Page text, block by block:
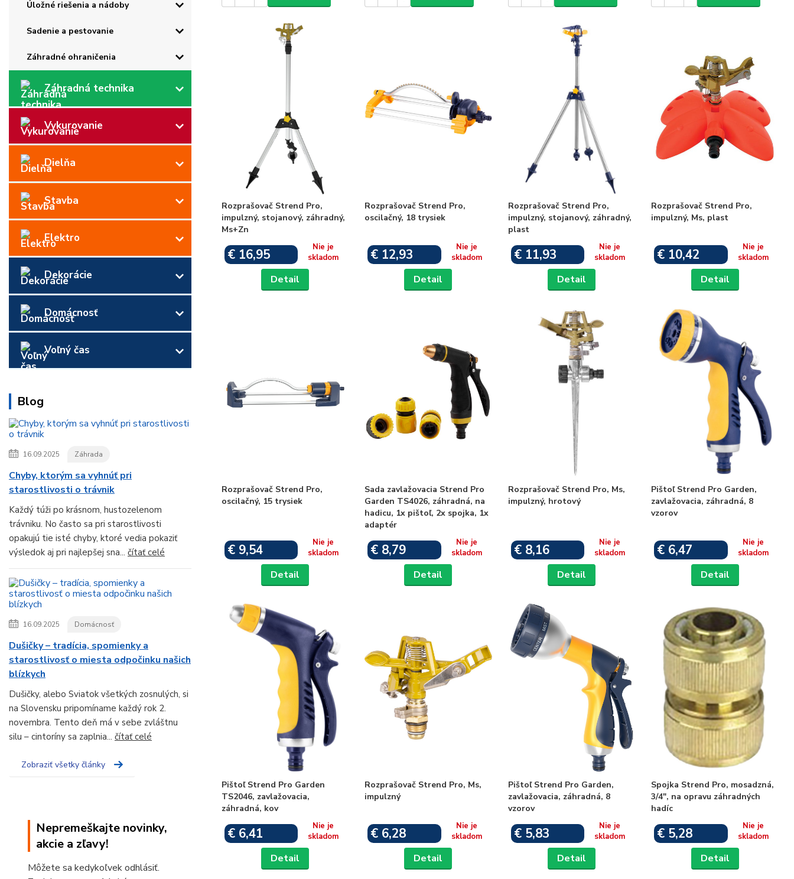
Úložné riešenia a nádoby
Sadenie a pestovanie
Záhradné ohraničenia
Záhradná technika
Vykurovanie
Dielňa
Stavba
Elektro
Dekorácie
Domácnosť
Voľný čas
Blog
16.09.2025 Záhrada
Chyby, ktorým sa vyhnúť pri
starostlivosti o trávnik
Každý túži po krásnom, hustozelenom
trávniku. No často sa pri starostlivosti
opakujú tie isté chyby, ktoré vedia pokaziť
výsledok aj pri najlepšej sna... čítať celé
16.09.2025 Domácnosť
Dušičky – tradícia, spomienky a
starostlivosť o miesta odpočinku našich
blízkych
Dušičky, alebo Sviatok všetkých zosnulých, si
na Slovensku pripomíname každý rok 2.
novembra. Tento deň má v sebe zvláštnu
silu – cintoríny sa zaplnia... čítať celé
Zobraziť všetky články
Nepremeškajte novinky,
akcie a zľavy!
Môžete sa kedykoľvek odhlásiť.
Rozprašovač Strend Pro,
impulzný, stojanový, záhradný,
Ms+Zn
€ 16,95
Nie je
skladom
Detail
Rozprašovač Strend Pro,
oscilačný, 18 trysiek
€ 12,93
Nie je
skladom
Detail
Rozprašovač Strend Pro,
impulzný, stojanový, záhradný,
plast
€ 11,93
Nie je
skladom
Detail
Rozprašovač Strend Pro,
impulzný, Ms, plast
€ 10,42
Nie je
skladom
Detail
Rozprašovač Strend Pro,
oscilačný, 15 trysiek
€ 9,54
Nie je
skladom
Detail
Sada zavlažovacia Strend Pro
Garden TS4026, záhradná, na
hadicu, 1x pištoľ, 2x spojka, 1x
adaptér
€ 8,79
Nie je
skladom
Detail
Rozprašovač Strend Pro, Ms,
impulzný, hrotový
€ 8,16
Nie je
skladom
Detail
Pištoľ Strend Pro Garden,
zavlažovacia, záhradná, 8
vzorov
€ 6,47
Nie je
skladom
Detail
Pištoľ Strend Pro Garden
TS2046, zavlažovacia,
záhradná, kov
€ 6,41
Nie je
skladom
Detail
Rozprašovač Strend Pro, Ms,
impulzný
€ 6,28
Nie je
skladom
Detail
Pištoľ Strend Pro Garden,
zavlažovacia, záhradná, 8
vzorov
€ 5,83
Nie je
skladom
Detail
Spojka Strend Pro, mosadzná,
3/4", na opravu záhradných
hadíc
€ 5,28
Nie je
skladom
Detail